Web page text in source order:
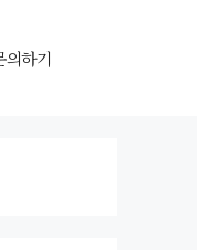
의하기